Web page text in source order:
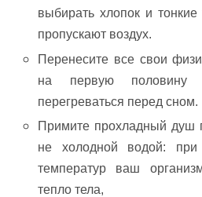
выбирать хлопок и
пропускают воздух.
Перенесите все свои
на первую
перегреваться перед сном.
Примите прохладный душ
не холодной водой: при
температур ваш
тепло тела,